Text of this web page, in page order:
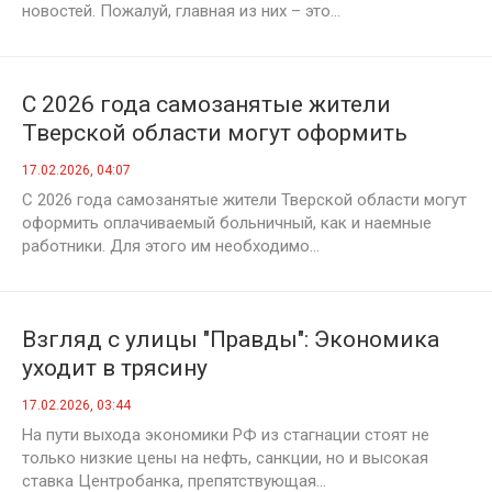
новостей. Пожалуй, главная из них – это...
С 2026 года самозанятые жители
Тверской области могут оформить
оплачиваемый больничный
17.02.2026, 04:07
С 2026 года самозанятые жители Тверской области могут
оформить оплачиваемый больничный, как и наемные
работники. Для этого им необходимо...
Взгляд с улицы "Правды": Экономика
уходит в трясину
17.02.2026, 03:44
На пути выхода экономики РФ из стагнации стоят не
только низкие цены на нефть, санкции, но и высокая
ставка Центробанка, препятствующая...